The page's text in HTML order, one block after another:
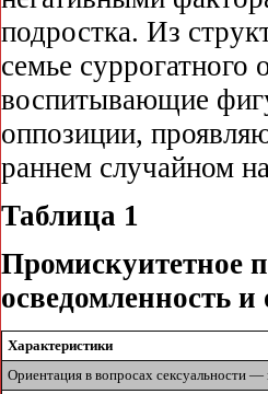
подростка. Из
семье
воспитывающие
оппозиции,
раннем случайном
Таблица 1
Промискуитетное
осведомленность
Характеристики
Ориентация в вопросах сексуальности —